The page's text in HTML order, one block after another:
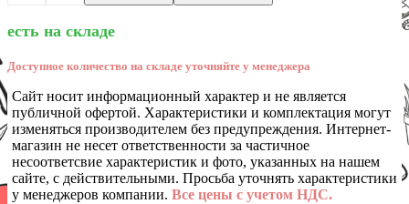
есть на складе
Доступное количество на складе уточняйте у менеджера
Сайт носит информационный характер и не является
публичной офертой. Характеристики и комплектация могут
изменяться производителем без предупреждения. Интернет-
магазин не несет ответственности за частичное
несоответсвие характеристик и фото, указанных на нашем
сайте, с действительными. Просьба уточнять характеристики
у менеджеров компании. Все цены с учетом НДС.